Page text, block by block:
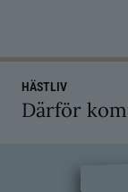
HÄSTLIV
Därför